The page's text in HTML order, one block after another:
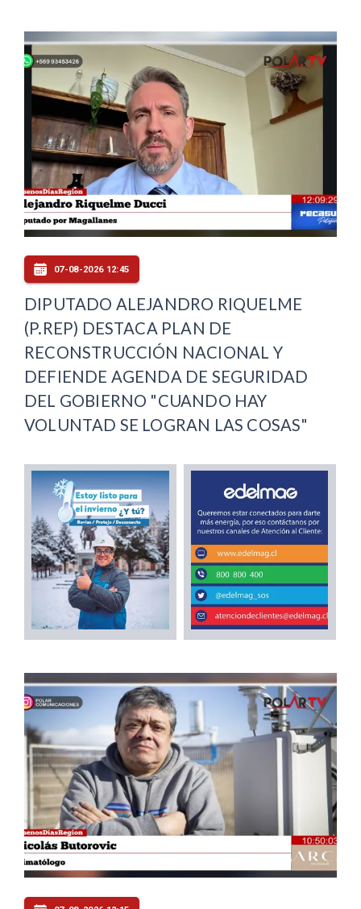
07-08-2026 12:45
DIPUTADO ALEJANDRO RIQUELME
(P.REP) DESTACA PLAN DE
RECONSTRUCCIÓN NACIONAL Y
DEFIENDE AGENDA DE SEGURIDAD
DEL GOBIERNO "CUANDO HAY
VOLUNTAD SE LOGRAN LAS COSAS"